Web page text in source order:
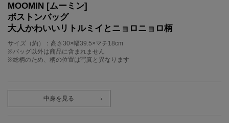
MOOMIN [ムーミン]
ボストンバッグ
大人かわいいリトルミイとニョロニョロ柄
サイズ（約）：高さ30×幅39.5×マチ18cm
※バッグ以外は商品に含まれません
※総柄のため、柄の位置は写真と異なります
中身を見る